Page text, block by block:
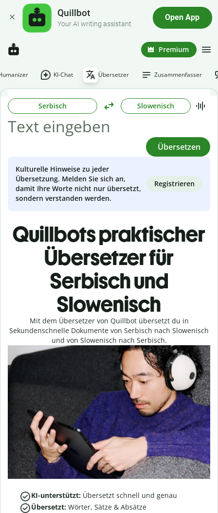
Quillbot
Your AI writing assistant
Open App
Premium
KI-Chat Übersetzer Zusammenfasser
Serbisch Slowenisch
Übersetzen
Kulturelle Hinweise zu jeder
Übersetzung. Melden Sie sich an,
damit Ihre Worte nicht nur übersetzt,
sondern verstanden werden.
Registrieren
Quillbots praktischer
Übersetzer für
Serbisch und
Slowenisch
Mit dem Übersetzer von Quillbot übersetzt du in
Sekundenschnelle Dokumente von Serbisch nach Slowenisch
und von Slowenisch nach Serbisch.
KI-unterstützt: Übersetzt schnell und genau
Übersetzt: Wörter, Sätze & Absätze